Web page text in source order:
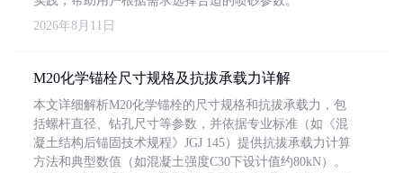
2026年8月11日
M20化学锚栓尺寸规格及抗拔承载力详解
本文详细解析M20化学锚栓的尺寸规格和抗拔承载力，包
括螺杆直径、钻孔尺寸等参数，并依据专业标准（如《混
凝土结构后锚固技术规程》JGJ 145）提供抗拔承载力计算
方法和典型数值（如混凝土强度C30下设计值约80kN）。